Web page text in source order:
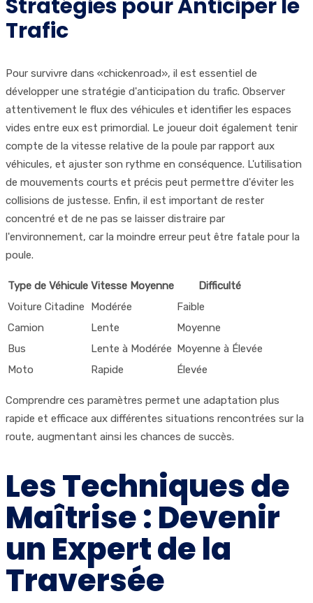
Stratégies pour Anticiper le
Trafic
Pour survivre dans «chickenroad», il est essentiel de
développer une stratégie d'anticipation du trafic. Observer
attentivement le flux des véhicules et identifier les espaces
vides entre eux est primordial. Le joueur doit également tenir
compte de la vitesse relative de la poule par rapport aux
véhicules, et ajuster son rythme en conséquence. L'utilisation
de mouvements courts et précis peut permettre d'éviter les
collisions de justesse. Enfin, il est important de rester
concentré et de ne pas se laisser distraire par
l'environnement, car la moindre erreur peut être fatale pour la
poule.
Type de Véhicule Vitesse Moyenne
Difficulté
Voiture Citadine
Modérée
Faible
Camion
Lente
Moyenne
Bus
Lente à Modérée
Moyenne à Élevée
Moto
Rapide Élevée
Comprendre ces paramètres permet une adaptation plus
rapide et efficace aux différentes situations rencontrées sur la
route, augmentant ainsi les chances de succès.
Les Techniques de
Maîtrise : Devenir
un Expert de la
Traversée